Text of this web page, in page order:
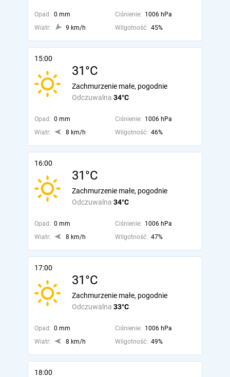
Opad: 0 mm Ciśnienie: 1006 hPa
Wiatr:
9 km/h Wilgotność: 45%
15:00
31°C
Odczuwalna 34°C
Zachmurzenie małe, pogodnie
Opad: 0 mm Ciśnienie: 1006 hPa
Wiatr:
8 km/h Wilgotność: 46%
16:00
31°C
Odczuwalna 34°C
Zachmurzenie małe, pogodnie
Opad: 0 mm Ciśnienie: 1006 hPa
Wiatr:
8 km/h Wilgotność: 47%
17:00
31°C
Odczuwalna 33°C
Zachmurzenie małe, pogodnie
Opad: 0 mm Ciśnienie: 1006 hPa
Wiatr:
8 km/h Wilgotność: 49%
18:00